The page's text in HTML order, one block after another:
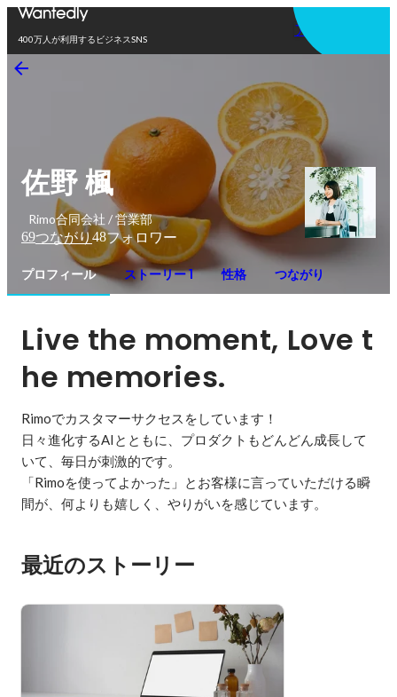
400万人が利用するビジネスSNS
アプリを使う
佐野 楓
Rimo合同会社 / 営業部
69つながり 48フォロワー
プロフィール ストーリー 1 性格 つながり
Live the moment, Love t
he memories.
Rimoでカスタマーサクセスをしています！
日々進化するAIとともに、プロダクトもどんどん成長して
いて、毎日が刺激的です。
「Rimoを使ってよかった」とお客様に言っていただける瞬
間が、何よりも嬉しく、やりがいを感じています。
最近のストーリー